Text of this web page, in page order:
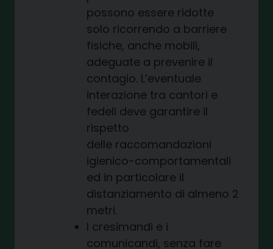
possono essere ridotte
solo ricorrendo a barriere
fisiche, anche mobili,
adeguate a prevenire il
contagio. L’eventuale
interazione tra cantori e
fedeli deve garantire il
rispetto
delle raccomandazioni
igienico-comportamentali
ed in particolare il
distanziamento di almeno 2
metri.
I cresimandi e i
comunicandi, senza fare